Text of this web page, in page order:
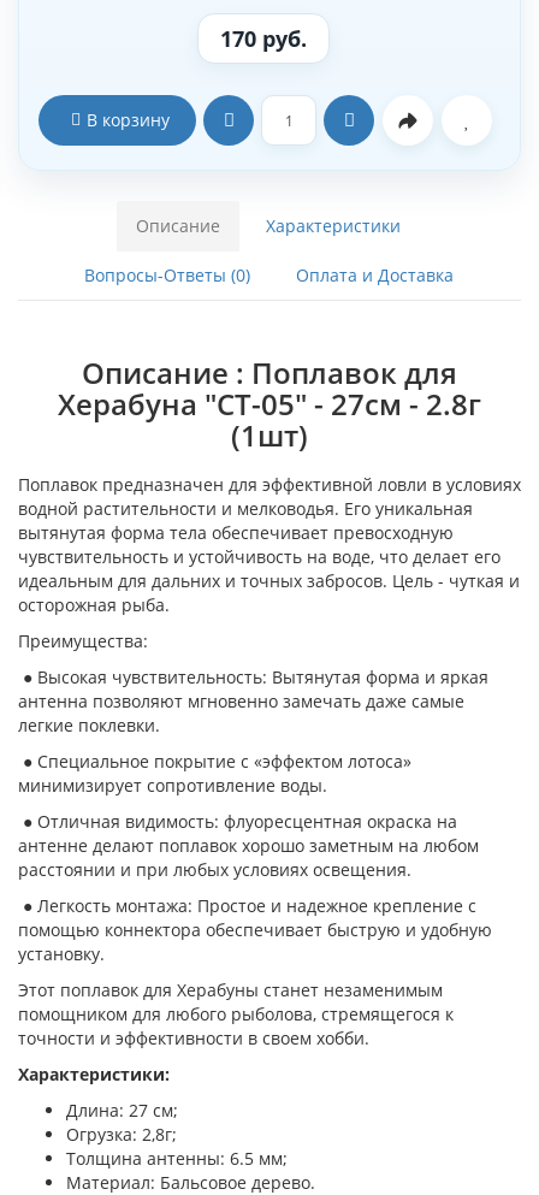
170 руб.
В корзину
Описание Характеристики
Вопросы-Ответы (0) Оплата и Доставка
Описание : Поплавок для
Херабуна "СТ-05" - 27см - 2.8г
(1шт)
Поплавок предназначен для эффективной ловли в условиях
водной растительности и мелководья. Его уникальная
вытянутая форма тела обеспечивает превосходную
чувствительность и устойчивость на воде, что делает его
идеальным для дальних и точных забросов. Цель - чуткая и
осторожная рыба.
Преимущества:
● Высокая чувствительность: Вытянутая форма и яркая
антенна позволяют мгновенно замечать даже самые
легкие поклевки.
● Специальное покрытие с «эффектом лотоса»
минимизирует сопротивление воды.
● Отличная видимость: флуоресцентная окраска на
антенне делают поплавок хорошо заметным на любом
расстоянии и при любых условиях освещения.
● Легкость монтажа: Простое и надежное крепление с
помощью коннектора обеспечивает быструю и удобную
установку.
Этот поплавок для Херабуны станет незаменимым
помощником для любого рыболова, стремящегося к
точности и эффективности в своем хобби.
Характеристики:
Длина: 27 см;
Огрузка: 2,8г;
Толщина антенны: 6.5 мм;
Материал: Бальсовое дерево.